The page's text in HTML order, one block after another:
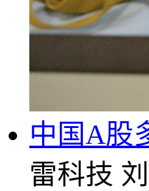
中国A股
雷科技